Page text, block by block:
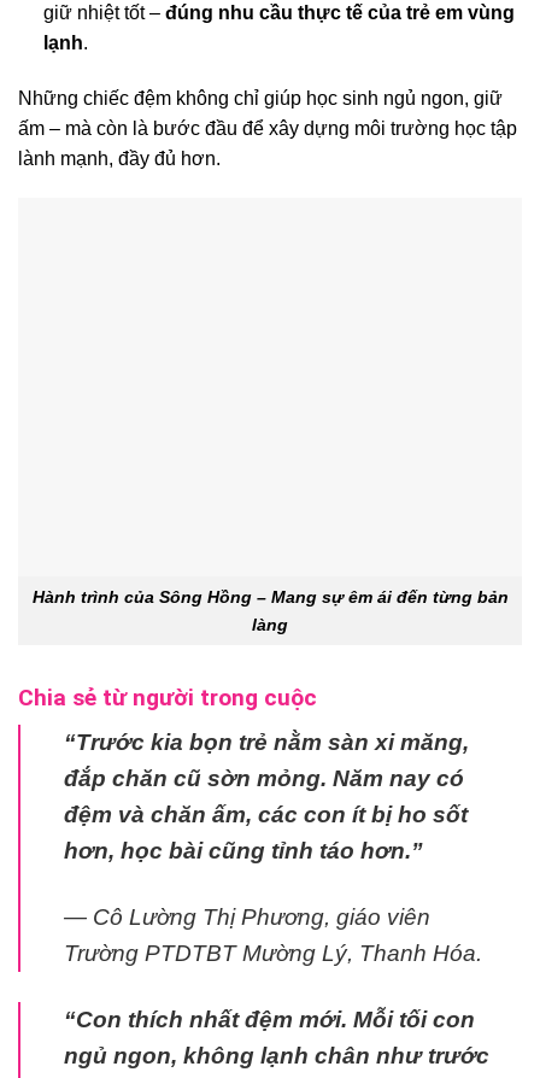
giữ nhiệt tốt – đúng nhu cầu thực tế của trẻ em vùng
lạnh.
Những chiếc đệm không chỉ giúp học sinh ngủ ngon, giữ
ấm – mà còn là bước đầu để xây dựng môi trường học tập
lành mạnh, đầy đủ hơn.
Hành trình của Sông Hồng – Mang sự êm ái đến từng bản
làng
Chia sẻ từ người trong cuộc
“Trước kia bọn trẻ nằm sàn xi măng,
đắp chăn cũ sờn mỏng. Năm nay có
đệm và chăn ấm, các con ít bị ho sốt
hơn, học bài cũng tỉnh táo hơn.”
— Cô Lường Thị Phương, giáo viên
Trường PTDTBT Mường Lý, Thanh Hóa.
“Con thích nhất đệm mới. Mỗi tối con
ngủ ngon, không lạnh chân như trước